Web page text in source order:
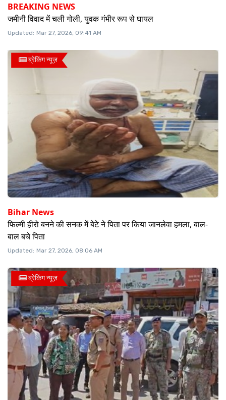
BREAKING NEWS
जमीनी विवाद में चली गोली, युवक गंभीर रूप से घायल
Updated: Mar 27, 2026, 09:41 AM
ब्रेकिंग न्यूज़
Bihar News
फिल्मी हीरो बनने की सनक में बेटे ने पिता पर किया जानलेवा हमला, बाल-
बाल बचे पिता
Updated: Mar 27, 2026, 08:06 AM
ब्रेकिंग न्यूज़